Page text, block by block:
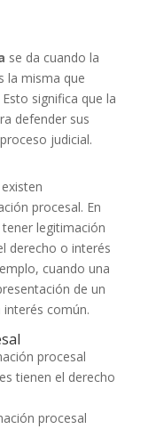
se da cuando la
la misma que
significa que la
defender sus
judicial.
procesal. En
legitimación
derecho o interés
cuando una
de un
común.
procesal
tienen el derecho
procesal